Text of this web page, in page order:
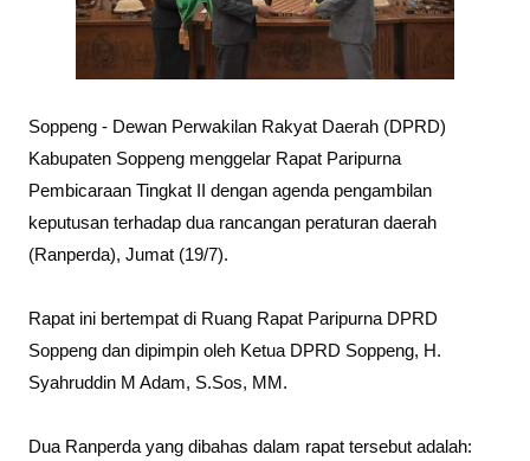
Soppeng - Dewan Perwakilan Rakyat Daerah (DPRD)
Kabupaten Soppeng menggelar Rapat Paripurna
Pembicaraan Tingkat II dengan agenda pengambilan
keputusan terhadap dua rancangan peraturan daerah
(Ranperda), Jumat (19/7).
Rapat ini bertempat di Ruang Rapat Paripurna DPRD
Soppeng dan dipimpin oleh Ketua DPRD Soppeng, H.
Syahruddin M Adam, S.Sos, MM.
Dua Ranperda yang dibahas dalam rapat tersebut adalah: